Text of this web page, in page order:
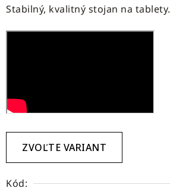
Stabilný, kvalitný stojan na tablety.
ZVOĽTE VARIANT
Kód: